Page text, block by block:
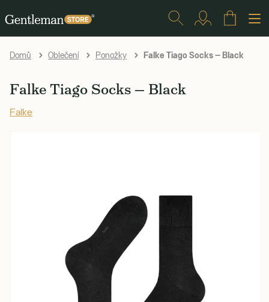
Domů Oblečení Ponožky Falke Tiago Socks — Black
Falke Tiago Socks — Black
Falke